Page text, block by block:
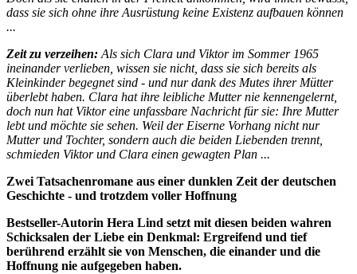
dass sie sich ohne ihre Ausrüstung keine Existenz aufbauen können
...
Zeit zu verzeihen: Als sich Clara und Viktor im Sommer 1965
ineinander verlieben, wissen sie nicht, dass sie sich bereits als
Kleinkinder begegnet sind - und nur dank des Mutes ihrer Mütter
überlebt haben. Clara hat ihre leibliche Mutter nie kennengelernt,
doch nun hat Viktor eine unfassbare Nachricht für sie: Ihre Mutter
lebt und möchte sie sehen. Weil der Eiserne Vorhang nicht nur
Mutter und Tochter, sondern auch die beiden Liebenden trennt,
schmieden Viktor und Clara einen gewagten Plan ...
Zwei Tatsachenromane aus einer dunklen Zeit der deutschen
Geschichte - und trotzdem voller Hoffnung
Bestseller-Autorin Hera Lind setzt mit diesen beiden wahren
Schicksalen der Liebe ein Denkmal: Ergreifend und tief
berührend erzählt sie von Menschen, die einander und die
Hoffnung nie aufgegeben haben.